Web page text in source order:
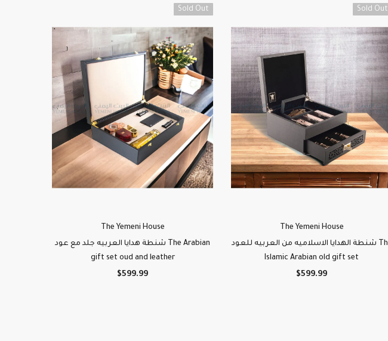
Sold Out
The Yemeni House
شنطة هدايا العربيه جلد مع عود The Arabian
gift set oud and leather
$599.99
Sold Out
The Yemeni House
شنطة الهدايا الاسلاميه من العربيه للعود The
Islamic Arabian old gift set
$599.99